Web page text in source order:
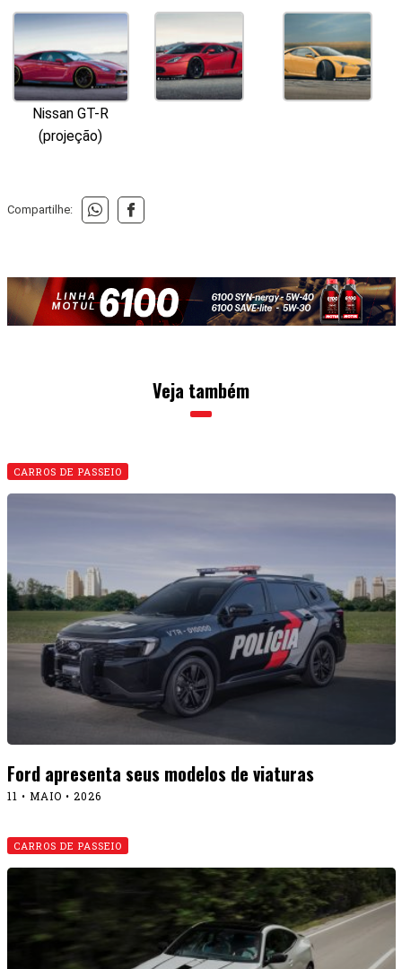
Nissan GT-R
(projeção)
Compartilhe:
Veja também
CARROS DE PASSEIO
Ford apresenta seus modelos de viaturas
11 • MAIO • 2026
CARROS DE PASSEIO